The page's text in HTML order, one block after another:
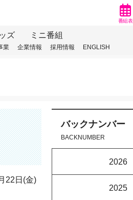
番組表
ズ ミニ番組
業 企業情報 採用情報 ENGLISH
22日(金)
バックナンバー
BACKNUMBER
2026
2025